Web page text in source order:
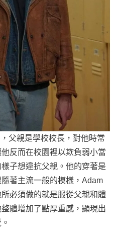
父親是學校校長，對他時常
反而在校園裡以欺負弱小當
子想違抗父親。他的穿著是
著主流一般的模樣，Adam
必須做的就是服從父親和體
體增加了點厚重感，顯現出